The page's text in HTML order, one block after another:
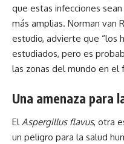
que estas infecciones
más amplias. Norman van
estudio, advierte que “los
estudiados, pero es
las zonas del mundo en el
Una amenaza para
ElAspergillus flavus, otra
un peligro para la salud